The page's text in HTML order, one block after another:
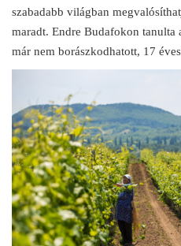
szabadabb világban
maradt. Endre Budafokon tanulta
már nem borászkodhatott, 17